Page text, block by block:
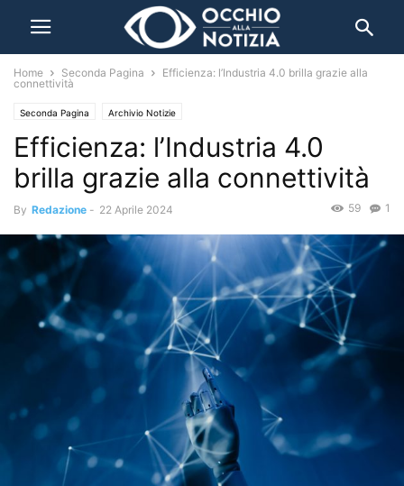
Home Seconda Pagina
Efficienza: l’Industria 4.0 brilla grazie alla
connettività
Seconda Pagina Archivio Notizie
Efficienza: l’Industria 4.0
brilla grazie alla connettività
By Redazione - 22 Aprile 2024 1
59